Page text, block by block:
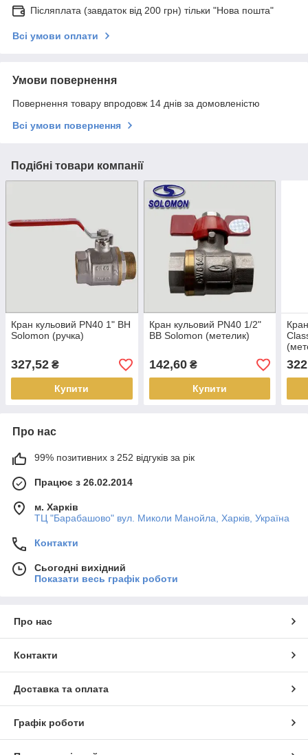
Післяплата (завдаток від 200 грн) тільки "Нова пошта"
Всі умови оплати
Умови повернення
Повернення товару впродовж 14 днів за домовленістю
Всі умови повернення
Подібні товари компанії
Кран кульовий PN40 1" ВН
Solomon (ручка)
327,52 ₴
Купити
Кран кульовий PN40 1/2"
ВВ Solomon (метелик)
142,60₴
Купити
322
Про нас
99% позитивних з 252 відгуків за рік
Працює з 26.02.2014
м. Харків
ТЦ "Барабашово" вул. Миколи Манойла, Харків, Україна
Контакти
Сьогодні вихідний
Показати весь графік роботи
Про нас
Контакти
Доставка та оплата
Графік роботи